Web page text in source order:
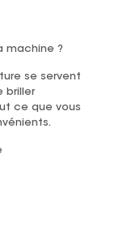
machine ?
se servent
briller
ce que vous